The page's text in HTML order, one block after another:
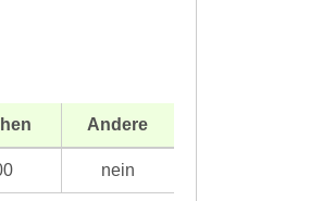
Andere
nein